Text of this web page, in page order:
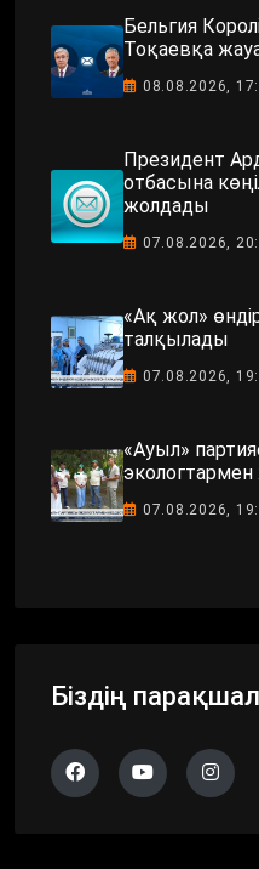
Бельгия
Тоқаевқа
08.08.2026,
Президент
отбасына
жолдады
07.08.2026,
«Ақ жол»
талқылады
07.08.2026,
«Ауыл»
экологтармен
07.08.2026,
Біздің